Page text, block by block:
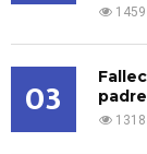
1459
03 1318